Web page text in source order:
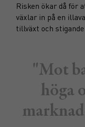
Risken ökar då för
växlar in på en
tillväxt och
"Mot
höga